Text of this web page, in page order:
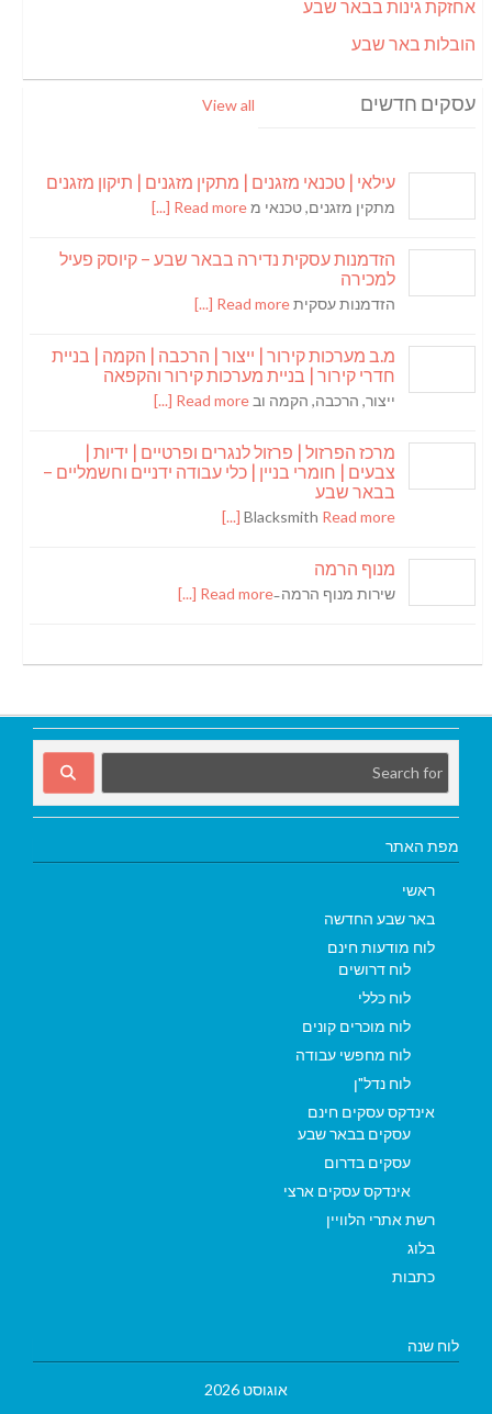
אחזקת גינות בבאר שבע
הובלות באר שבע
עסקים חדשים View all
עילאי | טכנאי מזגנים | מתקין מזגנים | תיקון מזגנים
מתקין מזגנים, טכנאי מRead more [...]
הזדמנות עסקית נדירה בבאר שבע – קיוסק פעיל
למכירה
הזדמנות עסקיתRead more [...]
מ.ב מערכות קירור | ייצור | הרכבה | הקמה | בניית
חדרי קירור | בניית מערכות קירור והקפאה
ייצור, הרכבה, הקמה וב Read more [...]
מרכז הפרזול | פרזול לנגרים ופרטיים | ידיות |
צבעים | חומרי בניין | כלי עבודה ידניים וחשמליים –
בבאר שבע
Blacksmith Read more [...]
מנוף הרמה
שירות מנוף הרמה ̵Read more [...]
מפת האתר
ראשי
באר שבע החדשה
לוח מודעות חינם
לוח דרושים
לוח כללי
לוח מוכרים קונים
לוח מחפשי עבודה
לוח נדל"ן
אינדקס עסקים חינם
עסקים בבאר שבע
עסקים בדרום
אינדקס עסקים ארצי
רשת אתרי הלוויין
בלוג
כתבות
לוח שנה
אוגוסט 2026